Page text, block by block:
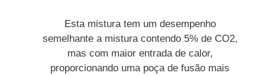
Esta mistura tem um desempenho
semelhante a mistura contendo 5% de CO2,
mas com maior entrada de calor,
proporcionando uma poça de fusão mais